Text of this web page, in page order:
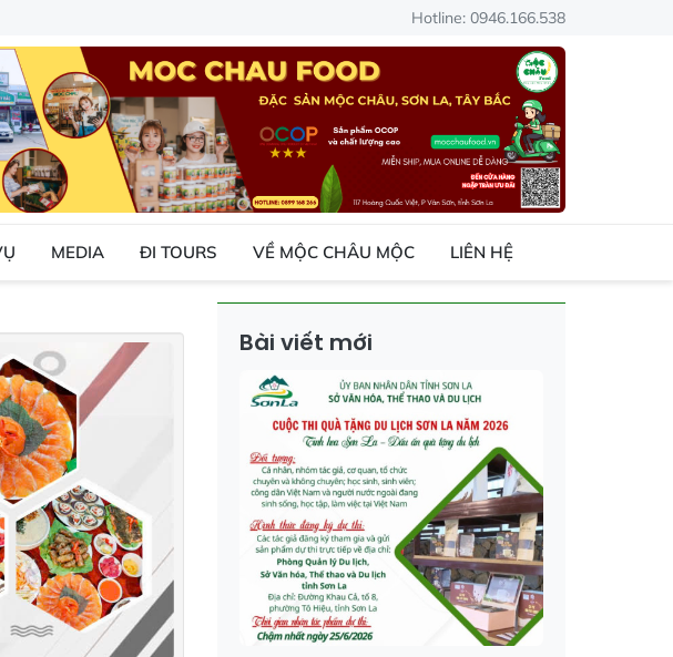
Hotline: 0946.166.538
MEDIA ĐI TOURS VỀ MỘC CHÂU MỘC LIÊN HỆ
Bài viết mới